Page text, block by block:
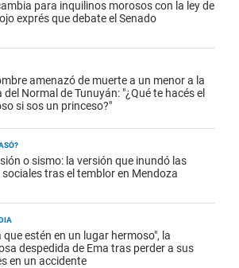
para inquilinos morosos con la ley de
exprés que debate el Senado
amenazó de muerte a un menor a la
del Normal de Tunuyán: "¿Qué te hacés el
si sos un princeso?"
o sismo: la versión que inundó las
sociales tras el temblor en Mendoza
que estén en un lugar hermoso", la
despedida de Ema tras perder a sus
en un accidente